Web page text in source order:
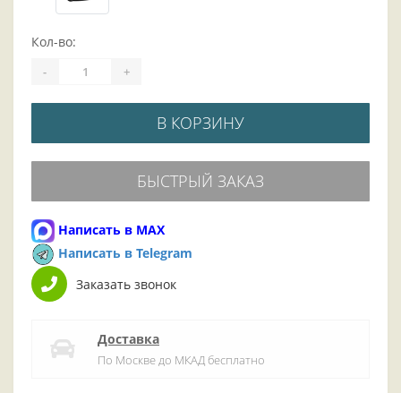
Кол-во:
- +
В КОРЗИНУ
БЫСТРЫЙ ЗАКАЗ
Написать в MAX
Написать в Telegram
Заказать звонок
Доставка
По Москве до МКАД бесплатно